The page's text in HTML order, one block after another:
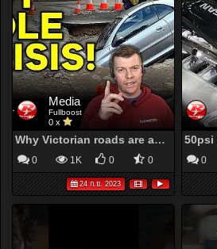
Media
Fullboost
0 x
Why Victorian roads are about to get a whole lot worse | fullBOOST
0 1K 0 0
24 ก.ย. 2023
0